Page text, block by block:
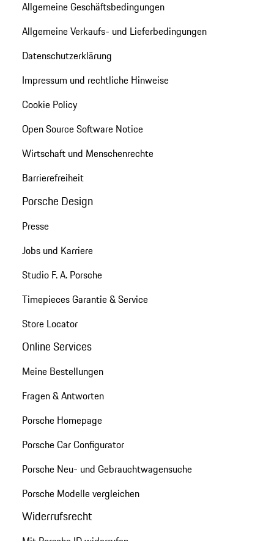
Allgemeine Geschäftsbedingungen
Allgemeine Verkaufs- und Lieferbedingungen
Datenschutzerklärung
Impressum und rechtliche Hinweise
Cookie Policy
Open Source Software Notice
Wirtschaft und Menschenrechte
Barrierefreiheit
Porsche Design
Presse
Jobs und Karriere
Studio F. A. Porsche
Timepieces Garantie & Service
Store Locator
Online Services
Meine Bestellungen
Fragen & Antworten
Porsche Homepage
Porsche Car Configurator
Porsche Neu- und Gebrauchtwagensuche
Porsche Modelle vergleichen
Widerrufsrecht